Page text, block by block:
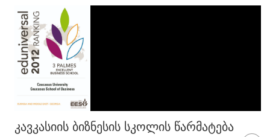
ᲙᲐᲕᲙᲐᲡᲘᲘᲡ ᲑᲘᲖᲜᲔᲡᲘᲡ ᲡᲙᲝᲚᲘᲡ ᲬᲐᲠᲛᲐᲢᲔᲑᲐ